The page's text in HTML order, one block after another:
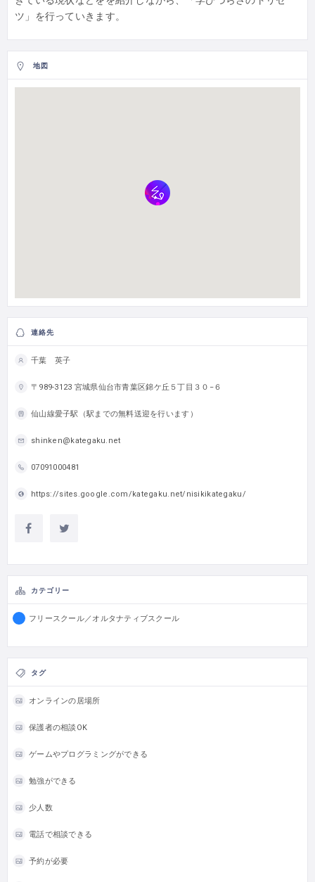
ツ」を行っていきます。
地図
連絡先
千葉 英子
〒989-3123 宮城県仙台市青葉区錦ケ丘５丁目３０−６
仙山線愛子駅（駅までの無料送迎を行います）
shinken@kategaku.net
07091000481
https://sites.google.com/kategaku.net/nisikikategaku/
カテゴリー
フリースクール／オルタナティブスクール
タグ
オンラインの居場所
保護者の相談OK
ゲームやプログラミングができる
勉強ができる
少人数
電話で相談できる
予約が必要